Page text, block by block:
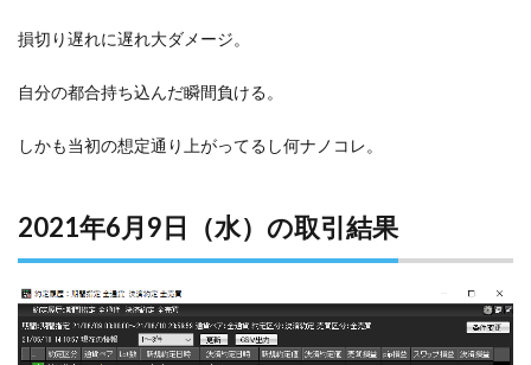
損切り遅れに遅れ大ダメージ。
自分の都合持ち込んだ瞬間負ける。
しかも当初の想定通り上がってるし何ナノコレ。
2021年6月9日（水）の取引結果